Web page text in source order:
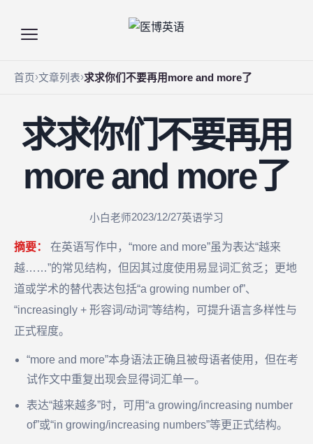
首页 文章列表 求求你们不要再用more and more了
求求你们不要再用
more and more了
小白老师2023/12/27英语学习
摘要：
在英语写作中，“more and more”虽为表达“越来
越……”的常见结构，但因其过度使用易显词汇贫乏；更地
道或学术的替代表达包括“a growing number of”、
“increasingly + 形容词/动词”等结构，可提升语言多样性与
正式程度。
“more and more”本身语法正确且被母语者使用，但在考
试作文中重复出现会显得词汇单一。
表达“越来越多”时，可用“a growing/increasing number
of”或“in growing/increasing numbers”等更正式结构。